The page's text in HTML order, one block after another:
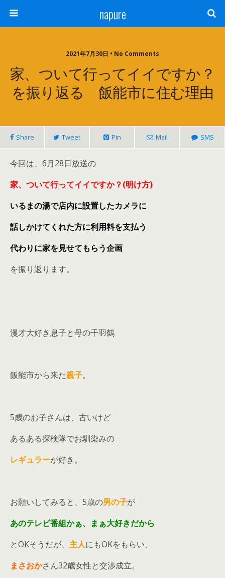
napure
2021年7月30日 • No Comments
家、ついて行ってイイですか？
を振り返る 飯能市に住む理由
Share Tweet Pin Mail SMS
今回は、6月28日放送の
家、ついて行ってイイですか？(明け方)
いるまの湯で店内に設置したカメラに
話しかけてくれた方に利用料を支払う
代わりに家を見せてもらう企画
を振り返ります。
漫才大好き息子と母の千羽鶴
飯能市から来た親子。
5歳のお子さんは、古いけど
あるある探検隊でお馴染みの
レギュラーが好き。
お願いしてみると、5歳の男の子が
あのテレビ番組かぁ、まぁ大好きだから
とOKそうだが、 主人にもOKをもらい、
まさおかさん32歳女性と交渉成立。